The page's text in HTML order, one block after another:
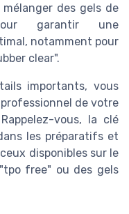
des gels de
garantir une
notamment pour
clear".
importants, vous
de votre
vous, la clé
les préparatifs et
disponibles sur le
free" ou des gels